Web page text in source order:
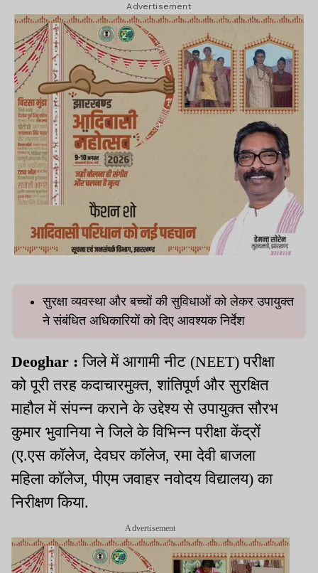
Advertisement
सुरक्षा व्यवस्था और बच्चों की सुविधाओं को लेकर उपायुक्त
ने संबंधित अधिकारियों को दिए आवश्यक निर्देश
Deoghar :जिले में आगामी नीट (NEET) परीक्षा
को पूरी तरह कदाचारमुक्त, शांतिपूर्ण और सुरक्षित
माहौल में संपन्न कराने के उद्देश्य से उपायुक्त सौरभ
कुमार भुवानिया ने जिले के विभिन्न परीक्षा केंद्रों
(ए.एस कॉलेज, देवघर कॉलेज, रमा देवी बाजला
महिला कॉलेज, पीएम जवाहर नवोदय विद्यालय) का
निरीक्षण किया.
Advertisement